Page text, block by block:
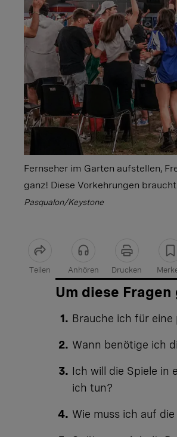
Fernseher im Garten aufstellen,
ganz! Diese Vorkehrungen
Pasqualon/Keystone
Teilen Anhören Drucken
Artikel teilen
Um diese Fragen
Brauche ich für eine
Wann benötige ich
Ich will die Spiele in
ich tun?
Wie muss ich auf